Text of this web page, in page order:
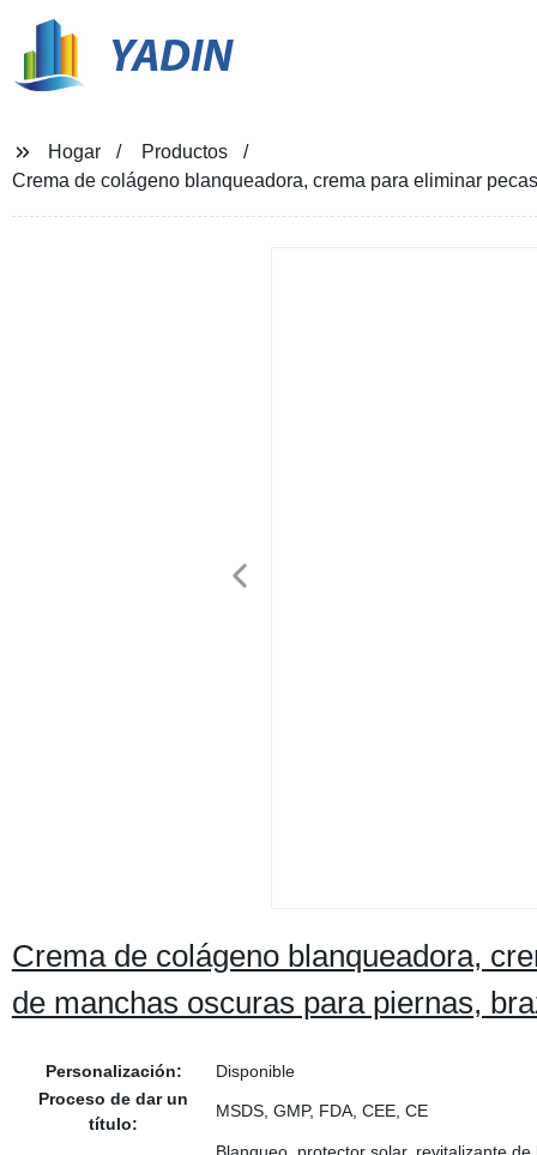
YADIN
Hogar
Productos
Crema de colágeno blanqueadora, crema para eliminar
Crema de colágeno blanqueadora,
de manchas oscuras para piernas,
Personalización:
Disponible
Proceso de dar un
título:
MSDS, GMP, FDA, CEE, CE